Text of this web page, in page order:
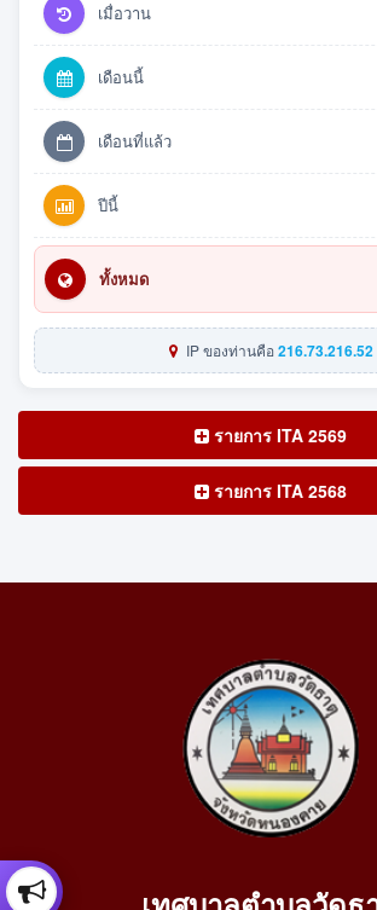
เมื่อวาน
เดือนนี้
เดือนที่แล้ว
ปีนี้
ทั้งหมด
IP ของท่านคือ216.73.216.52
รายการ ITA 2569
รายการ ITA 2568